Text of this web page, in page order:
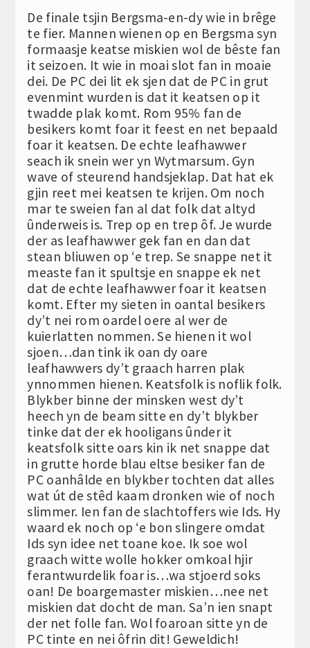
De finale tsjin Bergsma-en-dy wie in brêge
te fier. Mannen wienen op en Bergsma syn
formaasje keatse miskien wol de bêste fan
it seizoen. It wie in moai slot fan in moaie
dei. De PC dei lit ek sjen dat de PC in grut
evenmint wurden is dat it keatsen op it
twadde plak komt. Rom 95% fan de
besikers komt foar it feest en net bepaald
foar it keatsen. De echte leafhawwer
seach ik snein wer yn Wytmarsum. Gyn
wave of steurend handsjeklap. Dat hat ek
gjin reet mei keatsen te krijen. Om noch
mar te sweien fan al dat folk dat altyd
ûnderweis is. Trep op en trep ôf. Je wurde
der as leafhawwer gek fan en dan dat
stean bliuwen op ‘e trep. Se snappe net it
measte fan it spultsje en snappe ek net
dat de echte leafhawwer foar it keatsen
komt. Efter my sieten in oantal besikers
dy’t nei rom oardel oere al wer de
kuierlatten nommen. Se hienen it wol
sjoen…dan tink ik oan dy oare
leafhawwers dy’t graach harren plak
ynnommen hienen. Keatsfolk is noflik folk.
Blykber binne der minsken west dy’t
heech yn de beam sitte en dy’t blykber
tinke dat der ek hooligans ûnder it
keatsfolk sitte oars kin ik net snappe dat
in grutte horde blau eltse besiker fan de
PC oanhâlde en blykber tochten dat alles
wat út de stêd kaam dronken wie of noch
slimmer. Ien fan de slachtoffers wie Ids. Hy
waard ek noch op ‘e bon slingere omdat
Ids syn idee net toane koe. Ik soe wol
graach witte wolle hokker omkoal hjir
ferantwurdelik foar is…wa stjoerd soks
oan! De boargemaster miskien…nee net
miskien dat docht de man. Sa’n ien snapt
der net folle fan. Wol foaroan sitte yn de
PC tinte en nei ôfrin dit! Geweldich!